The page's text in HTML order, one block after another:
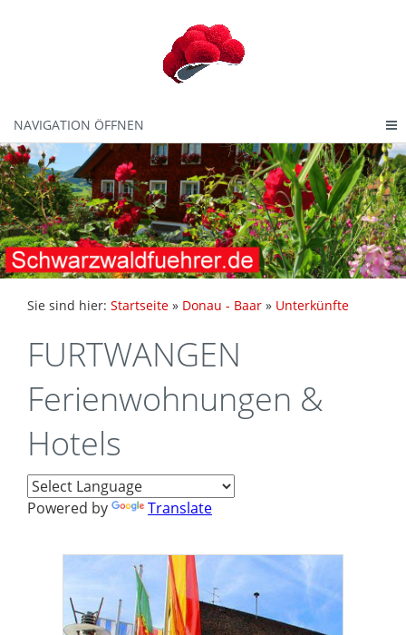
NAVIGATION ÖFFNEN
Sie sind hier: Startseite » Donau - Baar » Unterkünfte
FURTWANGEN
Ferienwohnungen &
Hotels
Powered by Translate